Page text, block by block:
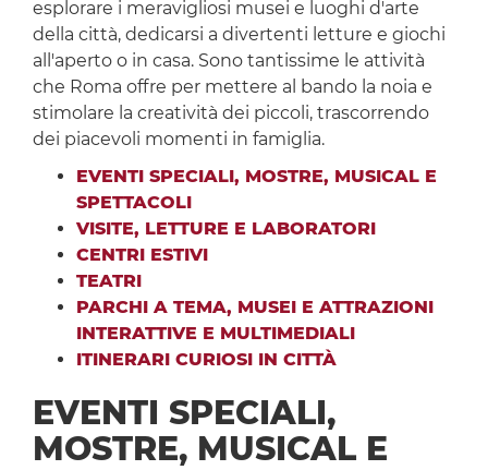
esplorare i meravigliosi musei e luoghi d'arte
della città, dedicarsi a divertenti letture e giochi
all'aperto o in casa. Sono tantissime le attività
che Roma offre per mettere al bando la noia e
stimolare la creatività dei piccoli, trascorrendo
dei piacevoli momenti in famiglia.
EVENTI SPECIALI, MOSTRE, MUSICAL E
SPETTACOLI
VISITE, LETTURE E LABORATORI
CENTRI ESTIVI
TEATRI
PARCHI A TEMA, MUSEI E ATTRAZIONI
INTERATTIVE E MULTIMEDIALI
ITINERARI CURIOSI IN CITTÀ
EVENTI SPECIALI,
MOSTRE, MUSICAL E